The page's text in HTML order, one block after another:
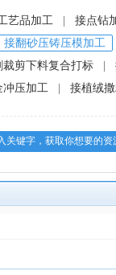
艺品加工 接点钻
接翻砂压铸压模加工
裁剪下料复合打标
冲压加工 接植绒